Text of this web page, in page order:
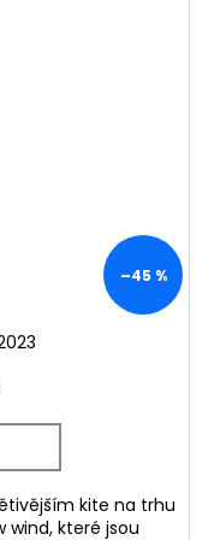
–45 %
kite na trhu
wind, které jsou